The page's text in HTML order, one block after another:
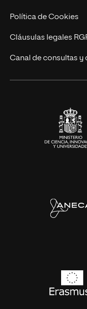
Cursos Universitarios
Actualidad
UNIR Revista
Eventos
Política de Cookies
Cláusulas legales
Canal de consultas y